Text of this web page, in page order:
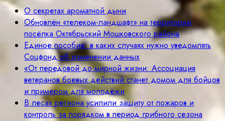
О секретах ароматной дыни
Обновлён «телеком-ландшафт» на территории
посёлка Октябрьский Мошковского района
Единое пособие: в каких случаях нужно уведомлять
Соцфонд об изменении данных
«От передовой до мирной жизни: Ассоциация
ветеранов боевых действий станет домом для бойцов
и примером для молодёжи
В лесах региона усилили защиту от пожаров и
контроль за порядком в период грибного сезона